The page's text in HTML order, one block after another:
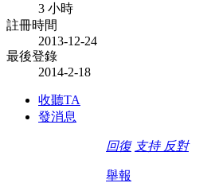
3 小時
註冊時間
2013-12-24
最後登錄
2014-2-18
收聽TA
發消息
回復 支持 反對
舉報